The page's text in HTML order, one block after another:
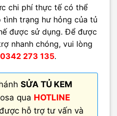
chi phí thực tế có thể
trạng hư hỏng của tủ
được sử dụng. Để được
nhanh chóng, vui lòng
0342 273 135.
SỬA TỦ KEM
qua HOTLINE
hỗ trợ tư vấn và